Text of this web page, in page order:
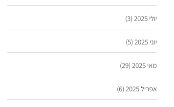
יולי 2025 (3)
יוני 2025 (5)
מאי 2025 (29)
אפריל 2025 (6)